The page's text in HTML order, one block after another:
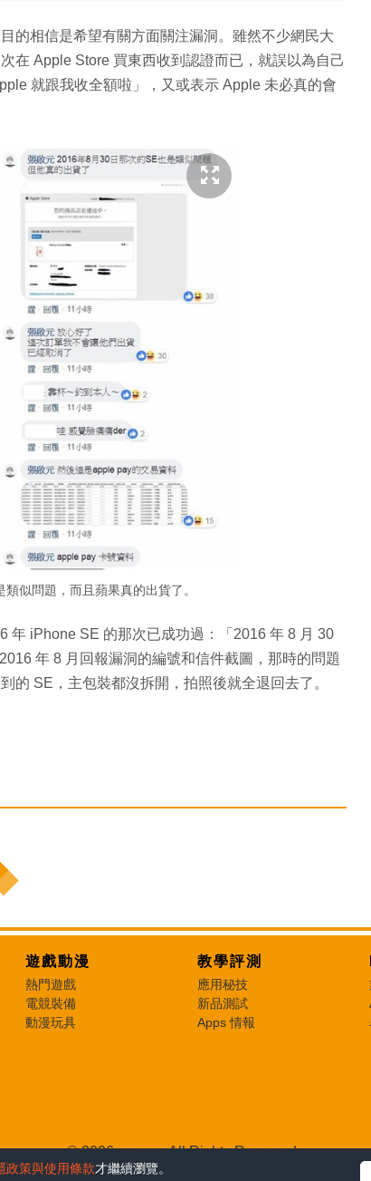
政策與使用條款才繼續瀏覽。
的相信是希望有關方面關注漏洞。雖然不少網民大
在 Apple Store 買東西收到認證而已，就誤以為自己
就跟我收全額啦」，又或表示 Apple 未必真的會
似問題，而且蘋果真的出貨了。
年 iPhone SE 的那次已成功過：「2016 年 8 月 30
年 8 月回報漏洞的編號和信件截圖，那時的問題
的 SE，主包裝都沒拆開，拍照後就全退回去了。
遊戲動漫
熱門遊戲
電競裝備
動漫玩具
教學評測
應用秘技
新品測試
Apps 情報
© 2026 e-zone. All Rights Reserved.